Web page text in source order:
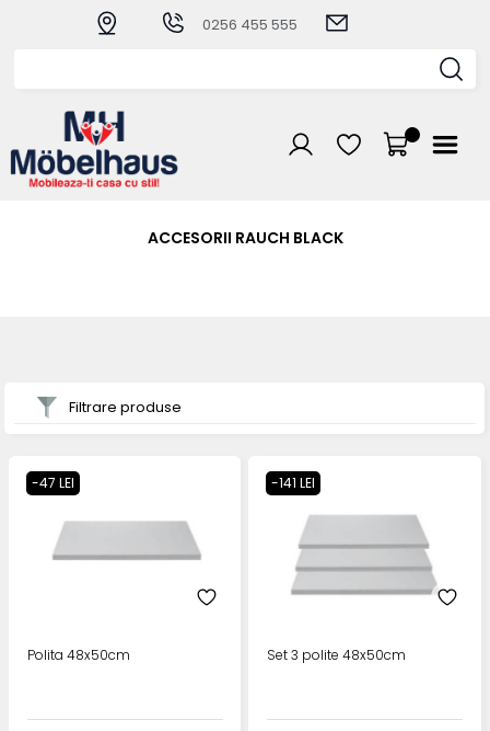
0256 455 555
ACCESORII RAUCH BLACK
Filtrare produse
-47 LEI
Polita 48x50cm
-141 LEI
Set 3 polite 48x50cm